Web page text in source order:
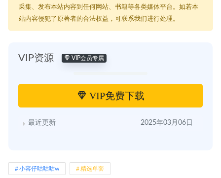
采集、发布本站内容到任何网站、书籍等各类媒体平台。如若本
站内容侵犯了原著者的合法权益，可联系我们进行处理。
VIP资源 VIP会员专属
VIP免费下载
最近更新 2025年03月06日
小容仔咕咕咕w 精选单套